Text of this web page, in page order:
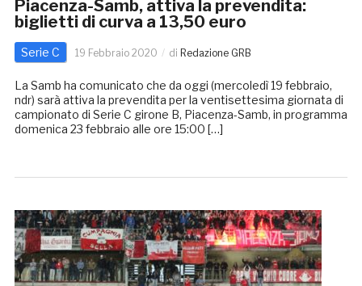
Piacenza-Samb, attiva la prevendita:
biglietti di curva a 13,50 euro
Serie C 19 Febbraio 2020 di Redazione GRB
La Samb ha comunicato che da oggi (mercoledì 19 febbraio,
ndr) sarà attiva la prevendita per la ventisettesima giornata di
campionato di Serie C girone B, Piacenza-Samb, in programma
domenica 23 febbraio alle ore 15:00 […]